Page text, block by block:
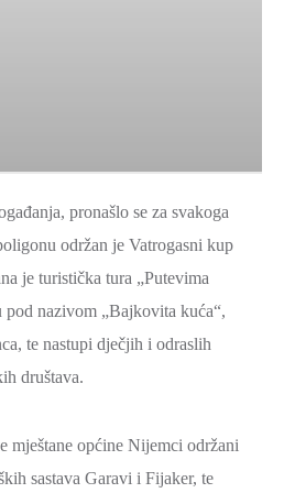
pronašlo se za svakoga
održan je Vatrogasni kup
je turistička tura „Putevima
pod nazivom „Bajkovita kuća“,
te nastupi dječjih i odraslih
društava.
mještane općine Nijemci održani
sastava Garavi i Fijaker, te